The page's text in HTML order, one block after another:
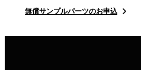
無償サンプルパーツのお申込